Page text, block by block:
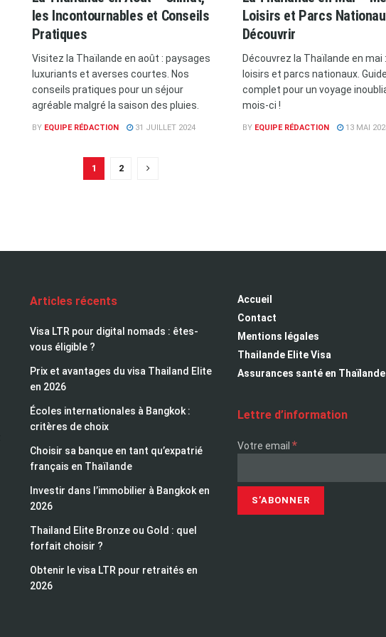
les Incontournables et Conseils
Pratiques
Visitez la Thaïlande en août : paysages
luxuriants et averses courtes. Nos
conseils pratiques pour un séjour
agréable malgré la saison des pluies.
BY EQUIPE RÉDACTION 31 JUILLET 2024
Loisirs et Parcs
Découvrir
Découvrez la Thaïlande en mai
loisirs et parcs nationaux.
complet pour un voyage
mois-ci !
BY EQUIPE RÉDACTION 13 MAI
1 2
Articles récents
Visa LTR pour digital nomads : êtes-
vous éligible ?
Prix et avantages du visa Thailand Elite
en 2026
Écoles internationales à Bangkok :
critères de choix
Choisir sa banque en tant qu’expatrié
français en Thaïlande
Investir dans l’immobilier à Bangkok en
2026
Thailand Elite Bronze ou Gold : quel
forfait choisir ?
Obtenir le visa LTR pour retraités en
2026
Accueil
Contact
Mentions légales
Thailande Elite Visa
Assurances santé en Thaïlande
Lettre d’information
Votre email *